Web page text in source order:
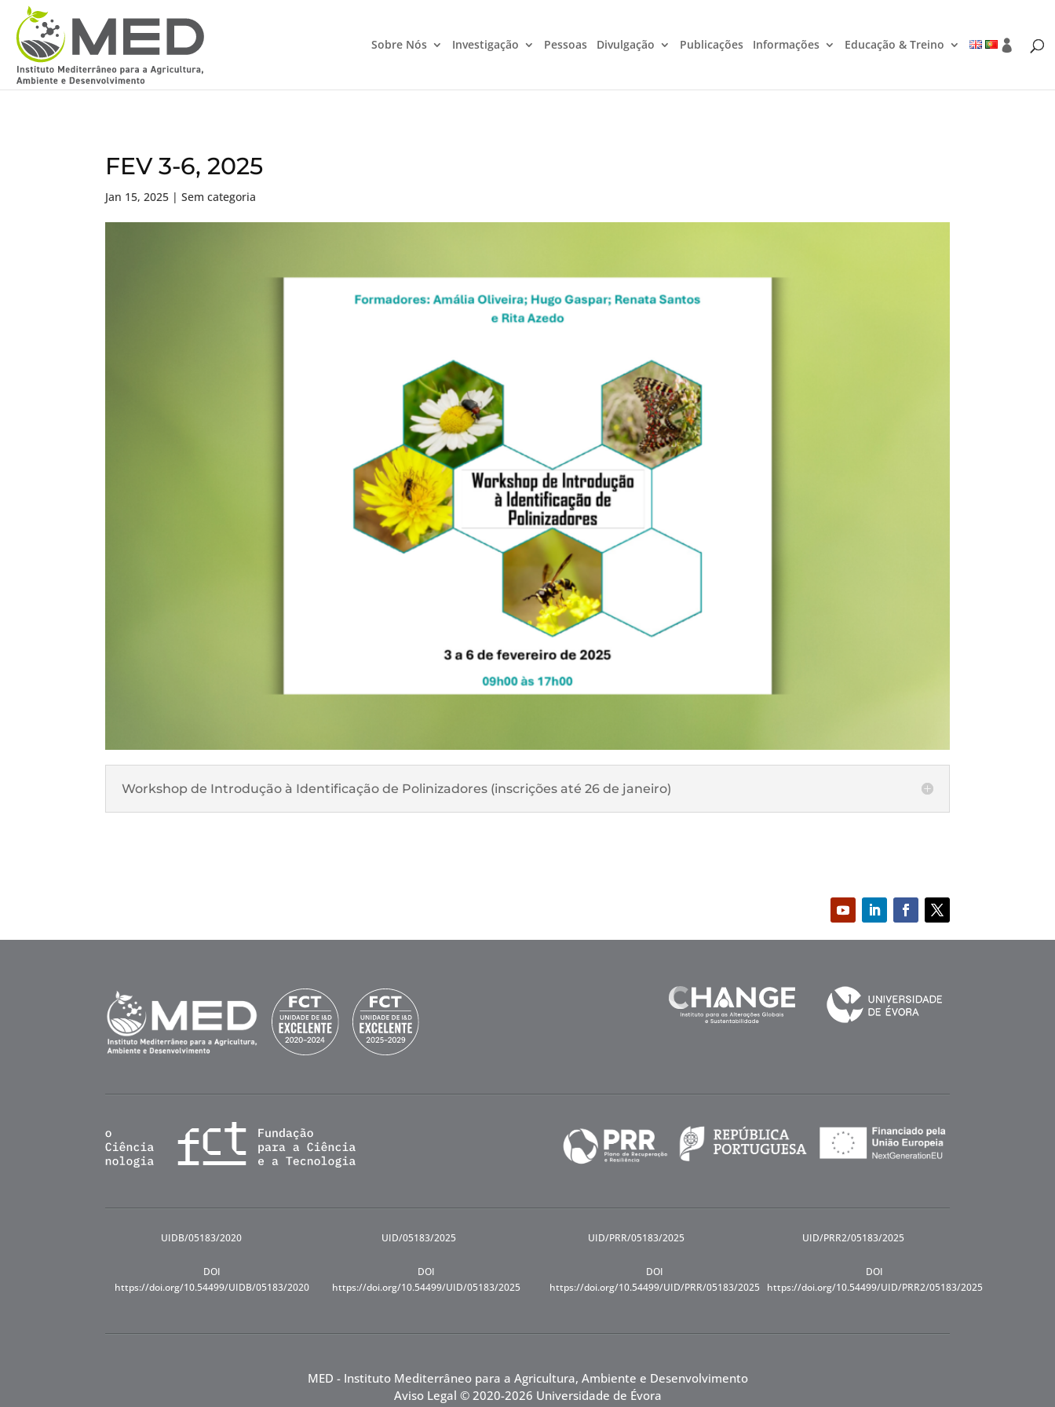
Sobre Nós Investigação Pessoas Divulgação Publicações Informações Educação & Treino
FEV 3-6, 2025
Jan 15, 2025 | Sem categoria
Workshop de Introdução à Identificação de Polinizadores (inscrições até 26 de janeiro)
UIDB/05183/2020
DOI
https://doi.org/10.54499/UIDB/05183/2020
UID/05183/2025
DOI
https://doi.org/10.54499/UID/05183/2025
UID/PRR/05183/2025
DOI
https://doi.org/10.54499/UID/PRR/05183/2025
UID/PRR2/05183/2025
DOI
https://doi.org/10.54499/UID/PRR2/05183/2025
MED - Instituto Mediterrâneo para a Agricultura, Ambiente e Desenvolvimento
Aviso Legal © 2020-2026 Universidade de Évora